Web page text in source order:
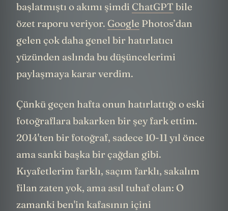
başlatmıştı o akımı şimdi ChatGPT bile
özet raporu veriyor. Google Photos’dan
gelen çok daha genel bir hatırlatıcı
yüzünden aslında bu düşüncelerimi
paylaşmaya karar verdim.
Çünkü geçen hafta onun hatırlattığı o eski
fotoğraflara bakarken bir şey fark ettim.
2014'ten bir fotoğraf, sadece 10-11 yıl önce
ama sanki başka bir çağdan gibi.
Kıyafetlerim farklı, saçım farklı, sakalım
filan zaten yok, ama asıl tuhaf olan: O
zamanki ben'in kafasının içini